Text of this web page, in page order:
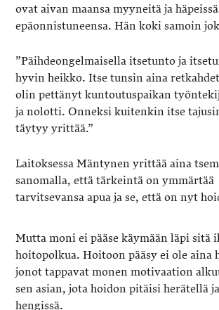
ovat aivan maansa myyneitä ja
epäonnistuneensa. Hän koki samoin
”Päihdeongelmaisella itsetunto ja
hyvin heikko. Itse tunsin aina
olin pettänyt kuntoutuspaikan
ja nolotti. Onneksi kuitenkin itse
täytyy yrittää.”
Laitoksessa Mäntynen yrittää aina
sanomalla, että tärkeintä on ymmärtää
tarvitsevansa apua ja se, että on nyt
Mutta moni ei pääse käymään läpi sitä
hoitopolkua. Hoitoon pääsy ei ole aina
jonot tappavat monen motivaation
sen asian, jota hoidon pitäisi herätellä
hengissä.